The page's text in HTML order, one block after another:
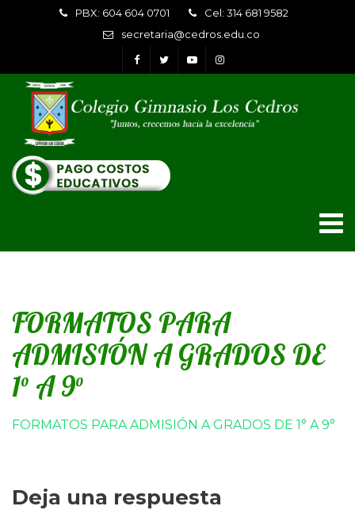
PBX: 604 604 0701
Cel: 314 681 9582
secretaria@cedros.edu.co
FORMATOS PARA
ADMISIÓN A GRADOS DE
1° A 9°
FORMATOS PARA ADMISIÓN A GRADOS DE 1° A 9°
Deja una respuesta